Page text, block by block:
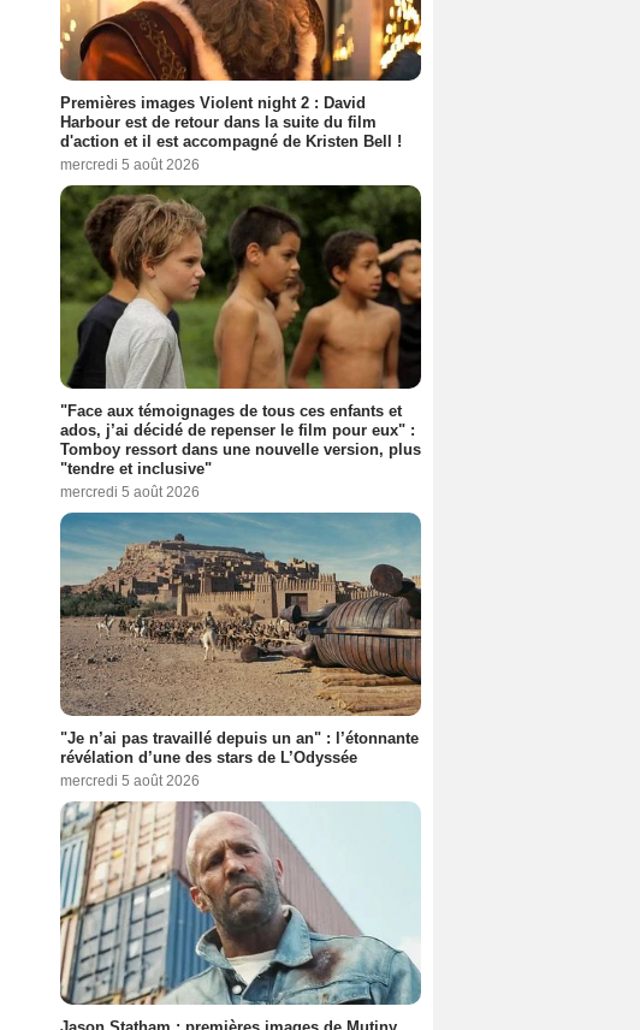
Premières images Violent night 2 : David
Harbour est de retour dans la suite du film
d'action et il est accompagné de Kristen Bell !
mercredi 5 août 2026
"Face aux témoignages de tous ces enfants et
ados, j’ai décidé de repenser le film pour eux" :
Tomboy ressort dans une nouvelle version, plus
"tendre et inclusive"
mercredi 5 août 2026
"Je n’ai pas travaillé depuis un an" : l’étonnante
révélation d’une des stars de L’Odyssée
mercredi 5 août 2026